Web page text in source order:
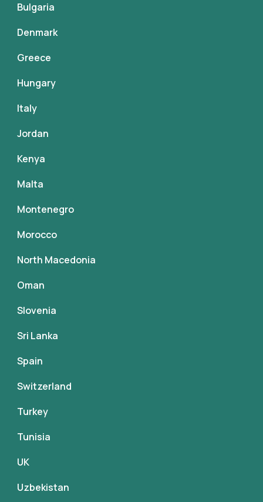
Bulgaria
Denmark
Greece
Hungary
Italy
Jordan
Kenya
Malta
Montenegro
Morocco
North Macedonia
Oman
Slovenia
Sri Lanka
Spain
Switzerland
Turkey
Tunisia
UK
Uzbekistan